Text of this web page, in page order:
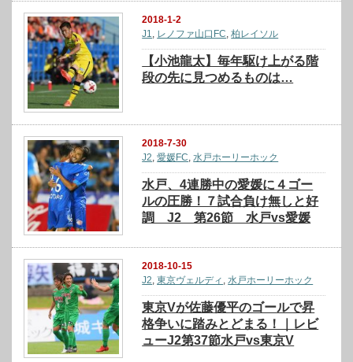
2018-1-2
J1, レノファ山口FC,柏レイソル
【小池龍太】毎年駆け上がる階
段の先に見つめるものは…
2018-7-30
J2 ,愛媛FC ,水戸ホーリーホック
水戸、4連勝中の愛媛に４ゴー
ルの圧勝！７試合負け無しと好
調 J2 第26節 水戸vs愛媛
2018-10-15
J2,東京ヴェルディ ,水戸ホーリーホック
東京Vが佐藤優平のゴールで昇
格争いに踏みとどまる！｜レビ
ューJ2第37節水戸vs東京V